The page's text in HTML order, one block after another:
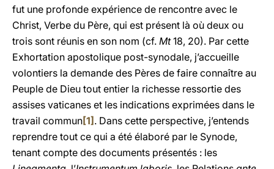
fut une profonde expérience de rencontre avec le
Christ, Verbe du Père, qui est présent là où deux ou
trois sont réunis en son nom (cf. Mt18, 20). Par cette
Exhortation apostolique post-synodale, j’accueille
volontiers la demande des Pères de faire connaître au
Peuple de Dieu tout entier la richesse ressortie des
assises vaticanes et les indications exprimées dans le
travail commun[1] . Dans cette perspective, j’entends
reprendre tout ce qui a été élaboré par le Synode,
tenant compte des documents présentés : les